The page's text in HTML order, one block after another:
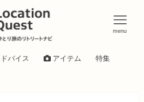
menu
バイス アイテム 特集